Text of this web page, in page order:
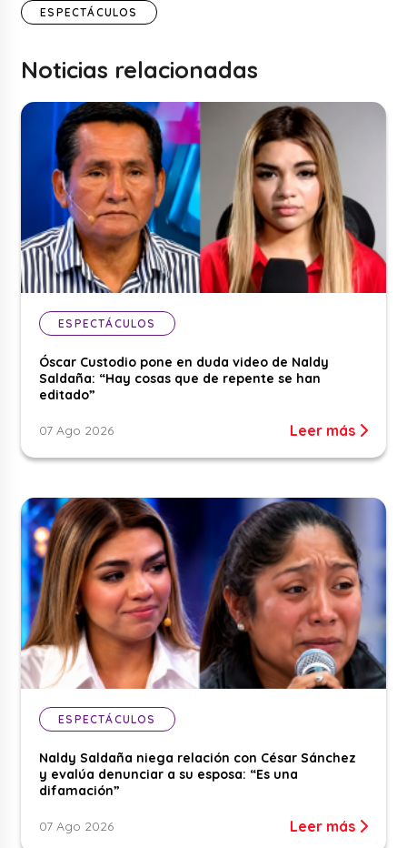
ESPECTÁCULOS
Noticias relacionadas
ESPECTÁCULOS
Óscar Custodio pone en duda video de Naldy
Saldaña: “Hay cosas que de repente se han
editado”
07 Ago 2026 Leer más
ESPECTÁCULOS
Naldy Saldaña niega relación con César Sánchez
y evalúa denunciar a su esposa: “Es una
difamación”
07 Ago 2026 Leer más